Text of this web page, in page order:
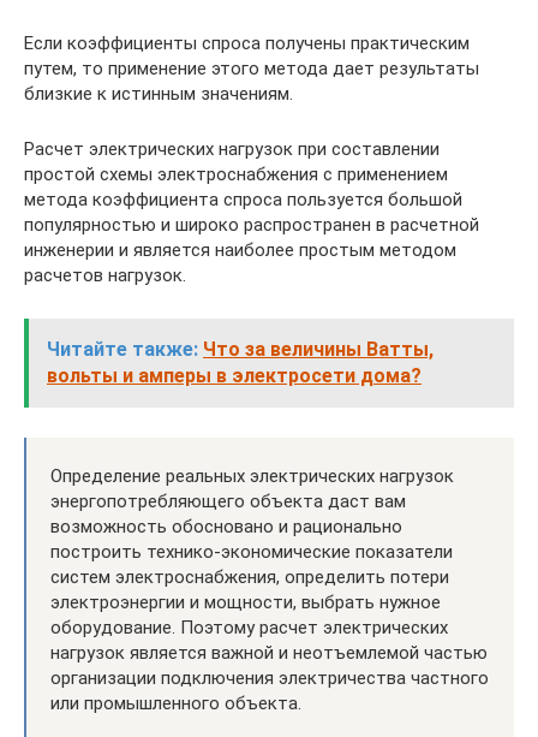
Если коэффициенты спроса получены практическим
путем, то применение этого метода дает результаты
близкие к истинным значениям.
Расчет электрических нагрузок при составлении
простой схемы электроснабжения с применением
метода коэффициента спроса пользуется большой
популярностью и широко распространен в расчетной
инженерии и является наиболее простым методом
расчетов нагрузок.
Читайте также: Что за величины Ватты,
вольты и амперы в электросети дома?
Определение реальных электрических нагрузок
энергопотребляющего объекта даст вам
возможность обосновано и рационально
построить технико-экономические показатели
систем электроснабжения, определить потери
электроэнергии и мощности, выбрать нужное
оборудование. Поэтому расчет электрических
нагрузок является важной и неотъемлемой частью
организации подключения электричества частного
или промышленного объекта.